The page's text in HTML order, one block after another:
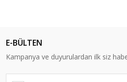
E-BÜLTEN
Kampanya ve duyurulardan ilk siz